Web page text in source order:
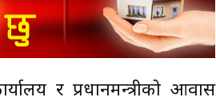
र प्रधानमन्त्रीको आवास